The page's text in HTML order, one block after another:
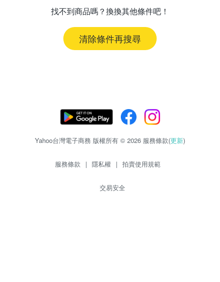
找不到商品嗎？換換其他條件吧！
清除條件再搜尋
Yahoo台灣電子商務 版權所有 © 2026 服務條款(更新)
服務條款 | 隱私權 | 拍賣使用規範
交易安全